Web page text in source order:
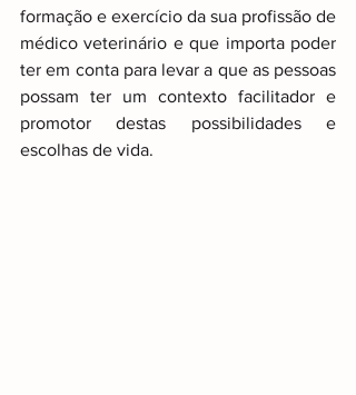
formação e exercício da sua profissão de
médico veterinário e que importa poder
ter em conta para levar a que as pessoas
possam ter um contexto facilitador e
promotor destas possibilidades e
escolhas de vida.